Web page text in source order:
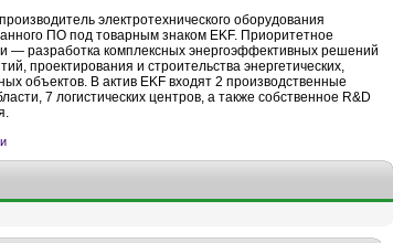
электротехнического оборудования
ПО под товарным знаком EKF. Приоритетное
— разработка комплексных энергоэффективных решений
проектирования и строительства энергетических,
объектов. В актив EKF входят 2 производственные
7 логистических центров, а также собственное R&D